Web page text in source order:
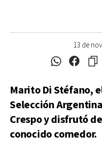
13 de
Marito Di Stéfano,
Selección
Crespo y disfrutó
conocido comedor.